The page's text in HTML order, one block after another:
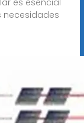
necesidades